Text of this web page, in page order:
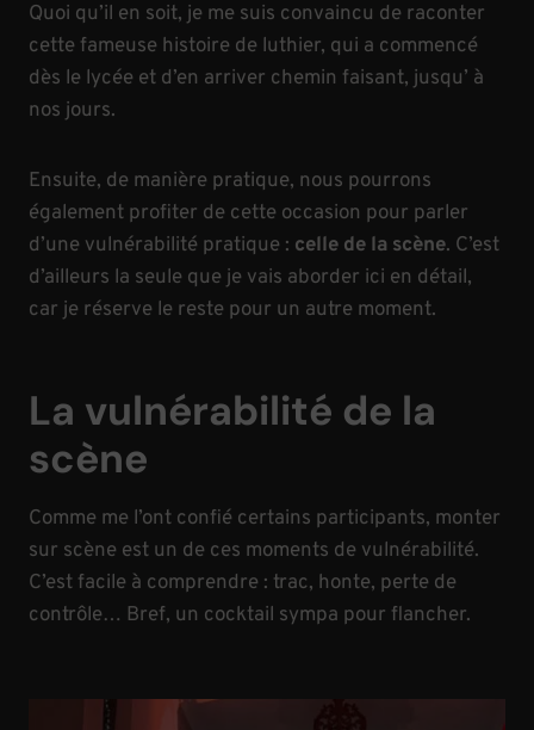
Quoi qu’il en soit, je me suis convaincu de raconter
cette fameuse histoire de luthier, qui a commencé
dès le lycée et d’en arriver chemin faisant, jusqu’ à
nos jours.
Ensuite, de manière pratique, nous pourrons
également profiter de cette occasion pour parler
d’une vulnérabilité pratique : celle de la scène. C’est
d’ailleurs la seule que je vais aborder ici en détail,
car je réserve le reste pour un autre moment.
La vulnérabilité de la
scène
Comme me l’ont confié certains participants, monter
sur scène est un de ces moments de vulnérabilité.
C’est facile à comprendre : trac, honte, perte de
contrôle… Bref, un cocktail sympa pour flancher.